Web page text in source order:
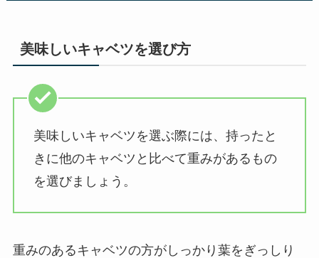
美味しいキャベツを選び方
美味しいキャベツを選ぶ際には、持ったと
きに他のキャベツと比べて重みがあるもの
を選びましょう。
重みのあるキャベツの方がしっかり葉をぎっしり